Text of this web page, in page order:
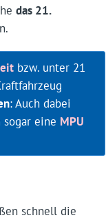
das 21.
bzw. unter 21
: Auch dabei
eine MPU
schnell die